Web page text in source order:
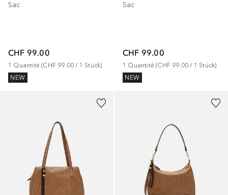
Sac
CHF 99.00
1 Quantité (CHF 99.00 / 1 Stück)
NEW
Sac
CHF 99.00
1 Quantité (CHF 99.00 / 1 Stück)
NEW